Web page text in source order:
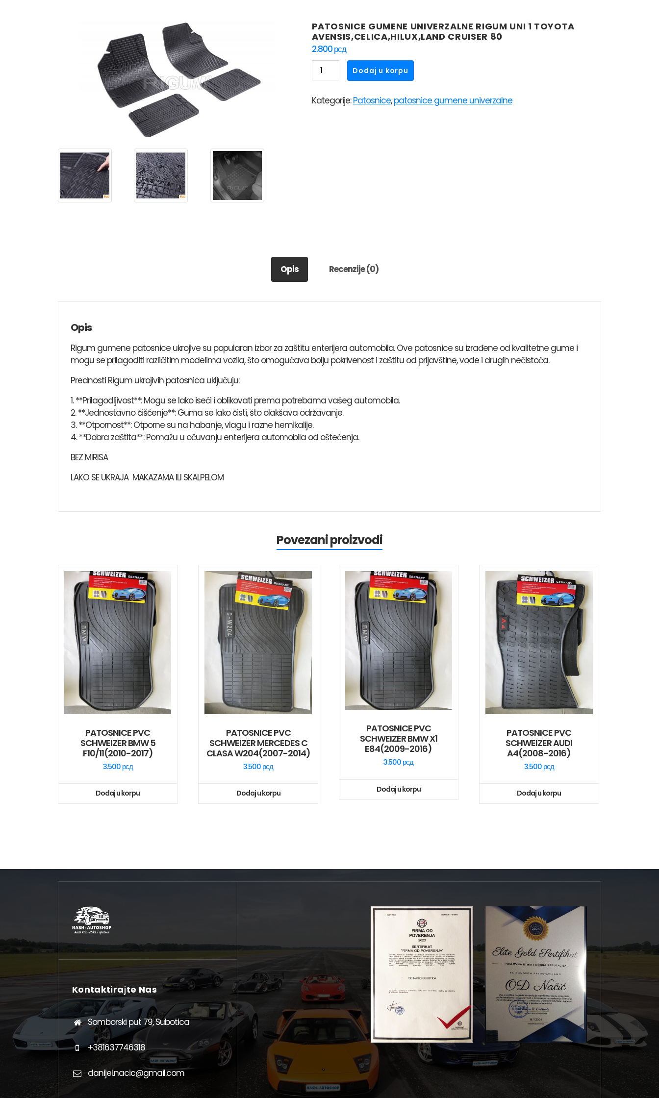
PATOSNICE GUMENE UNIVERZALNE RIGUM UNI 1 TOYOTA
AVENSIS,CELICA,HILUX,LAND CRUISER 80
2.800рсд
PATOSNICE
GUMENE
RIGUM
Dodaj u korpu
Kategorije:Patosnice,patosnice gumene univerzalne
Opis Recenzije (0)
Opis
Rigum gumene patosnice ukrojive su popularan izbor za zaštitu enterijera automobila. Ove patosnice su izrađene od kvalitetne gume i
mogu se prilagoditi različitim modelima vozila, što omogućava bolju pokrivenost i zaštitu od prljavštine, vode i drugih nečistoća.
Prednosti Rigum ukrojivih patosnica uključuju:
1. **Prilagodljivost**: Mogu se lako iseći i oblikovati prema potrebama vašeg automobila.
2. **Jednostavno čišćenje**: Guma se lako čisti, što olakšava održavanje.
3. **Otpornost**: Otporne su na habanje, vlagu i razne hemikalije.
4. **Dobra zaštita**: Pomažu u očuvanju enterijera automobila od oštećenja.
BEZ MIRISA
LAKO SE UKRAJA MAKAZAMA ILI SKALPELOM
Povezani proizvodi
PATOSNICE PVC
SCHWEIZER BMW 5
F10/11(2010-2017)
3.500 рсд
Dodaj u korpu
PATOSNICE PVC
SCHWEIZER MERCEDES C
CLASA W204(2007-2014)
3.500 рсд
Dodaj u korpu
PATOSNICE PVC
SCHWEIZER BMW X1
E84(2009-2016)
3.500 рсд
Dodaj u korpu
PATOSNICE PVC
SCHWEIZER AUDI
A4(2008-2016)
3.500 рсд
Dodaj u korpu
Kontaktirajte Nas
Somborski put 79, Subotica
+381637746318
danijel.nacic@gmail.com